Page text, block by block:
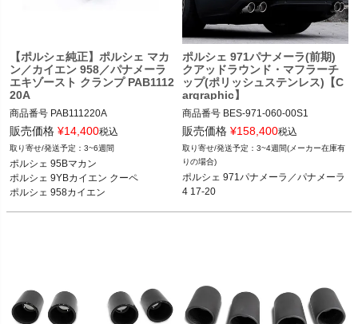
【ポルシェ純正】ポルシェ マカ
ン／カイエン 958／パナメーラ
エキゾースト クランプ PAB1112
20A
商品番号 PAB111220A
ポルシェ 95Bマカン マカン／S／GTS
／ターボ 14-24
ポルシェ 9YBカイエン クーペ 23-
ポルシェ 958カイエン カイエン／カイ
エンS／カイエン ターボ／カイエンS
16
販売価格 ¥14,400税込
3~6週間
ポルシェ 95Bマカン
ポルシェ 9YBカイエン クーペ
ポルシェ 958カイエン
ポルシェ 971パナメーラ(前期)
クアッドラウンド・マフラーチ
ップ(ポリッシュステンレス)【C
argraphic】
商品番号 BES-971-060-00S1
BES-971-060-00S1
FVD品番：BES.971.060.00S1
メーカー品番：CARP71ER40R
4 17-20
販売価格 ¥158,400税込
3~4週間(メーカー在庫有
りの場合)
ポルシェ 971パナメーラ／パナメーラ
4 17-20